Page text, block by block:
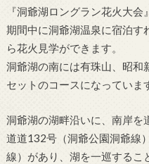
『洞爺湖ロングラン花火大会
期間中に洞爺湖温泉に宿泊す
ら花火見学ができます。
洞爺湖の南には有珠山、昭和
セットのコースになっていま
洞爺湖の湖畔沿いに、南岸を
道道132号（洞爺公園洞爺線
線）があり、湖を一巡するこ